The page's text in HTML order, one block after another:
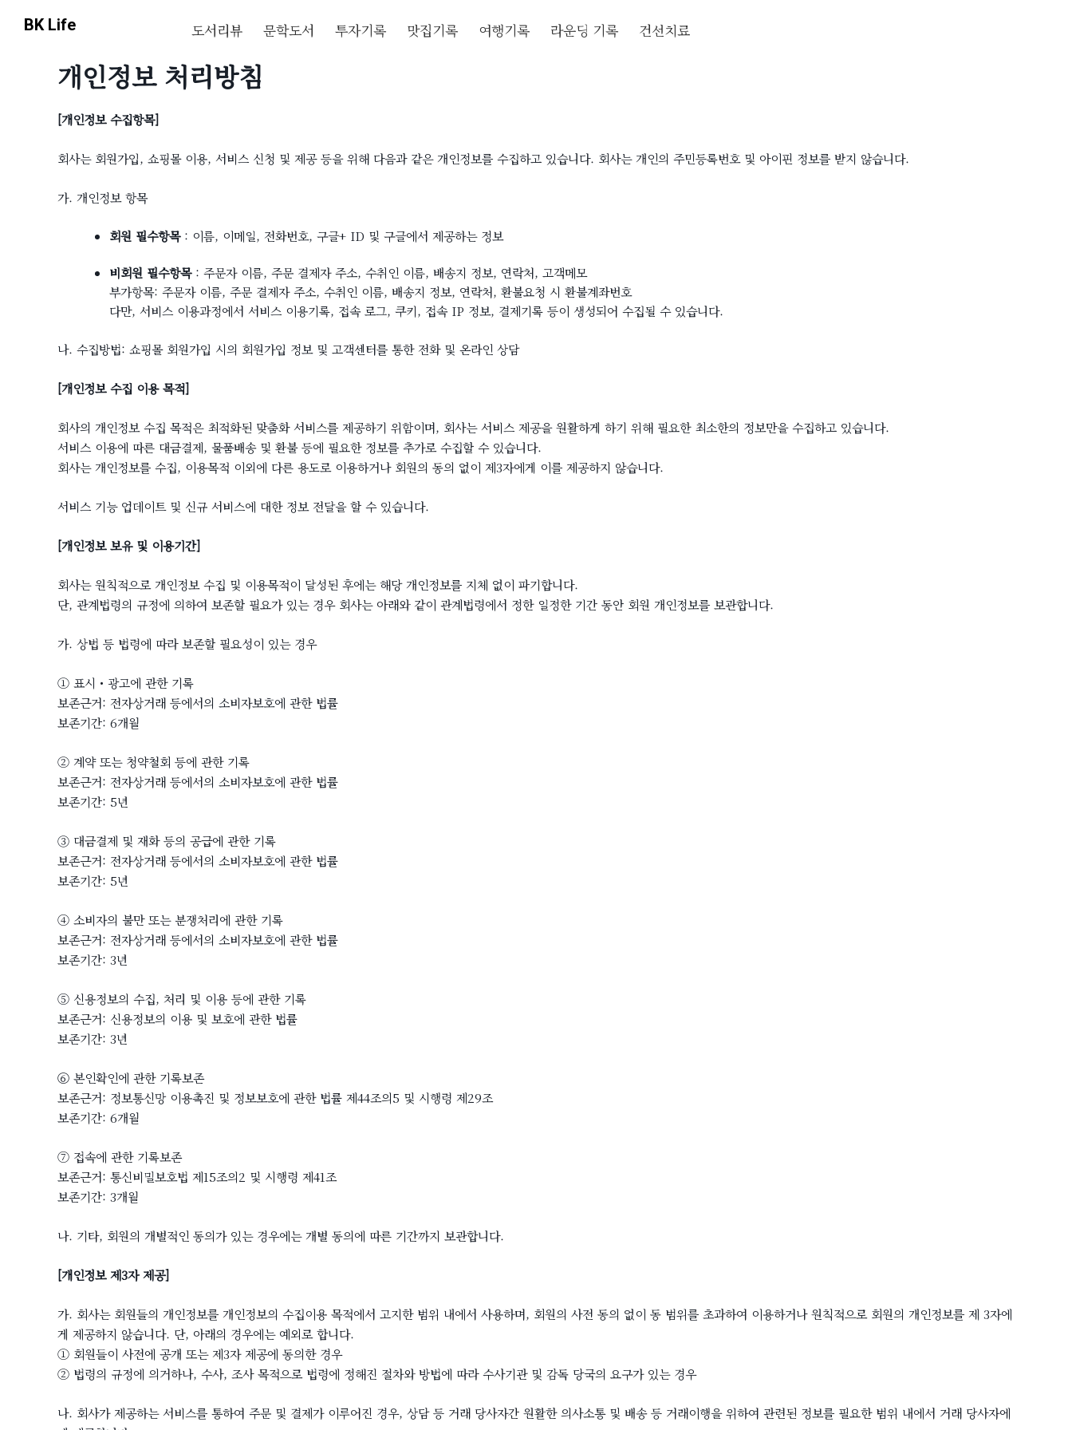
BK Life 도서리뷰 문학도서 투자기록 맛집기록 여행기록 라운딩 기록 건선치료
개인정보 처리방침
[개인정보 수집항목]
회사는 회원가입, 쇼핑몰 이용, 서비스 신청 및 제공 등을 위해 다음과 같은 개인정보를 수집하고 있습니다. 회사는 개인의 주민등록번호 및 아이핀 정보를 받지 않습니다.
가. 개인정보 항목
회원 필수항목: 이름, 이메일, 전화번호, 구글+ ID 및 구글에서 제공하는 정보
비회원 필수항목: 주문자 이름, 주문 결제자 주소, 수취인 이름, 배송지 정보, 연락처, 고객메모
부가항목: 주문자 이름, 주문 결제자 주소, 수취인 이름, 배송지 정보, 연락처, 환불요청 시 환불계좌번호
다만, 서비스 이용과정에서 서비스 이용기록, 접속 로그, 쿠키, 접속 IP 정보, 결제기록 등이 생성되어 수집될 수 있습니다.
나. 수집방법: 쇼핑몰 회원가입 시의 회원가입 정보 및 고객센터를 통한 전화 및 온라인 상담
[개인정보 수집 이용 목적]
회사의 개인정보 수집 목적은 최적화된 맞춤화 서비스를 제공하기 위함이며, 회사는 서비스 제공을 원활하게 하기 위해 필요한 최소한의 정보만을 수집하고 있습니다.
서비스 이용에 따른 대금결제, 물품배송 및 환불 등에 필요한 정보를 추가로 수집할 수 있습니다.
회사는 개인정보를 수집, 이용목적 이외에 다른 용도로 이용하거나 회원의 동의 없이 제3자에게 이를 제공하지 않습니다.
서비스 기능 업데이트 및 신규 서비스에 대한 정보 전달을 할 수 있습니다.
[개인정보 보유 및 이용기간]
회사는 원칙적으로 개인정보 수집 및 이용목적이 달성된 후에는 해당 개인정보를 지체 없이 파기합니다.
단, 관계법령의 규정에 의하여 보존할 필요가 있는 경우 회사는 아래와 같이 관계법령에서 정한 일정한 기간 동안 회원 개인정보를 보관합니다.
가. 상법 등 법령에 따라 보존할 필요성이 있는 경우
① 표시 • 광고에 관한 기록
보존근거: 전자상거래 등에서의 소비자보호에 관한 법률
보존기간: 6개월
② 계약 또는 청약철회 등에 관한 기록
보존근거: 전자상거래 등에서의 소비자보호에 관한 법률
보존기간: 5년
③ 대금결제 및 재화 등의 공급에 관한 기록
보존근거: 전자상거래 등에서의 소비자보호에 관한 법률
보존기간: 5년
④ 소비자의 불만 또는 분쟁처리에 관한 기록
보존근거: 전자상거래 등에서의 소비자보호에 관한 법률
보존기간: 3년
⑤ 신용정보의 수집, 처리 및 이용 등에 관한 기록
보존근거: 신용정보의 이용 및 보호에 관한 법률
보존기간: 3년
⑥ 본인확인에 관한 기록보존
보존근거: 정보통신망 이용촉진 및 정보보호에 관한 법률 제44조의5 및 시행령 제29조
보존기간: 6개월
⑦ 접속에 관한 기록보존
보존근거: 통신비밀보호법 제15조의2 및 시행령 제41조
보존기간: 3개월
나. 기타, 회원의 개별적인 동의가 있는 경우에는 개별 동의에 따른 기간까지 보관합니다.
[개인정보 제3자 제공]
가. 회사는 회원들의 개인정보를 개인정보의 수집이용 목적에서 고지한 범위 내에서 사용하며, 회원의 사전 동의 없이 동 범위를 초과하여 이용하거나 원칙적으로 회원의 개인정보를 제 3자에
게 제공하지 않습니다. 단, 아래의 경우에는 예외로 합니다.
① 회원들이 사전에 공개 또는 제3자 제공에 동의한 경우
② 법령의 규정에 의거하나, 수사, 조사 목적으로 법령에 정해진 절차와 방법에 따라 수사기관 및 감독 당국의 요구가 있는 경우
나. 회사가 제공하는 서비스를 통하여 주문 및 결제가 이루어진 경우, 상담 등 거래 당사자간 원활한 의사소통 및 배송 등 거래이행을 위하여 관련된 정보를 필요한 범위 내에서 거래 당사자에